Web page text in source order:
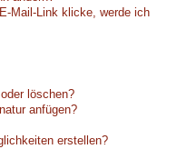
Mail-Link klicke, werde ich
löschen?
anfügen?
erstellen?